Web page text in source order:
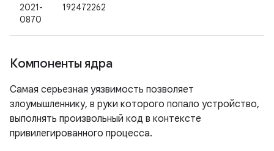
2021-
0870
192472262
Компоненты ядра
Самая серьезная уязвимость позволяет
злоумышленнику, в руки которого попало устройство,
выполнять произвольный код в контексте
привилегированного процесса.